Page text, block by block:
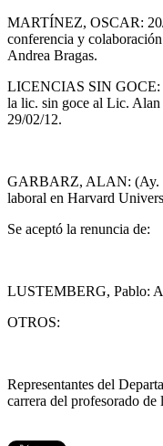
MARTÍNEZ, OSCAR: 20/
conferencia y
Andrea Bragas.
LICENCIAS SIN GOCE:
la lic. sin goce al Lic. Alan
29/02/12.
GARBARZ, ALAN: (Ay.
laboral en Harvard
Se aceptó la renuncia de:
LUSTEMBERG, Pablo:
OTROS:
Representantes del
carrera del profesorado de